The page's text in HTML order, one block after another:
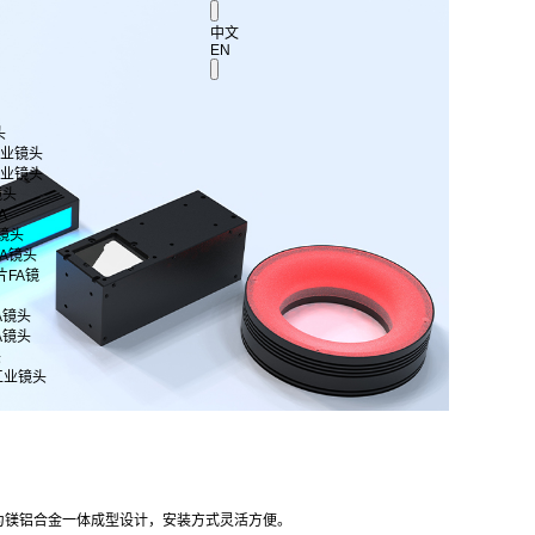
镜头
镜头
头
镜头
FA镜
头
头
业镜头
中文
EN
铝合金一体成型设计，安装方式灵活方便。